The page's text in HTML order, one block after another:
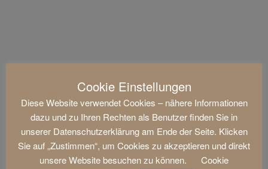
Cookie Einstellungen
Diese Website verwendet Cookies – nähere Informationen
dazu und zu Ihren Rechten als Benutzer finden Sie in
unserer Datenschutzerklärung am Ende der Seite. Klicken
Sie auf „Zustimmen“, um Cookies zu akzeptieren und direkt
unsere Website besuchen zu können.
Cookie